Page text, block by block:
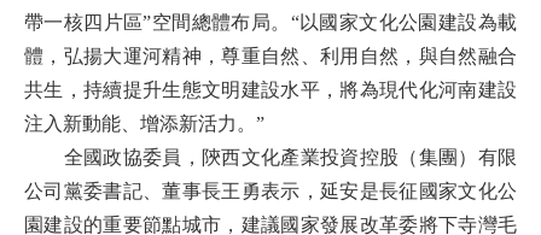
帶一核四片區”空間總體布局。“以國家文化公園建設為載
體，弘揚大運河精神，尊重自然、利用自然，與自然融合
共生，持續提升生態文明建設水平，將為現代化河南建設
注入新動能、增添新活力。”
全國政協委員，陝西文化產業投資控股（集團）有限
公司黨委書記、董事長王勇表示，延安是長征國家文化公
園建設的重要節點城市，建議國家發展改革委將下寺灣毛